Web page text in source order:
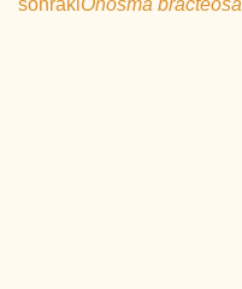
sonrakiOnosma bracteosa